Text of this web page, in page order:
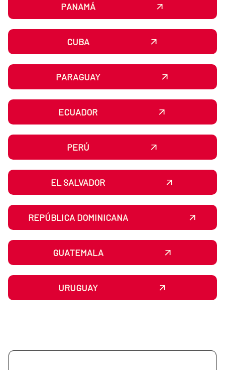
PANAMÁ
CUBA
PARAGUAY
ECUADOR
PERÚ
EL SALVADOR
REPÚBLICA DOMINICANA
GUATEMALA
URUGUAY